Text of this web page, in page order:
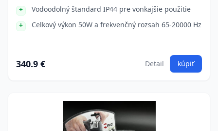
Vodoodolný štandard IP44 pre vonkajšie použitie
Celkový výkon 50W a frekvenčný rozsah 65-20000 Hz
340.9 € Detail kúpiť